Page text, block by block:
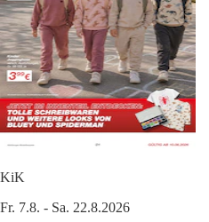
KiK
Fr. 7.8. - Sa. 22.8.2026